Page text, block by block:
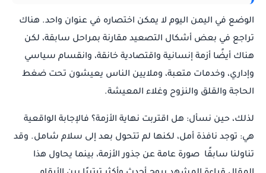
الوضع في اليمن اليوم لا يمكن اختصاره في عنوان واحد. هناك
تراجع في بعض أشكال التصعيد مقارنة بمراحل سابقة، لكن
هناك أيضًا أزمة إنسانية واقتصادية خانقة، وانقسام سياسي
وإداري، وخدمات متعبة، وملايين الناس يعيشون تحت ضغط
الحاجة والقلق والنزوح وغلاء المعيشة.
لذلك، حين نسأل: هل اقتربت نهاية الأزمة؟ فالإجابة الواقعية
هي: توجد نافذة أمل، لكنها لم تتحول بعد إلى سلام شامل. وقد
تناولنا سابقًا صورة عامة عن جذور الأزمة، بينما يحاول هذا